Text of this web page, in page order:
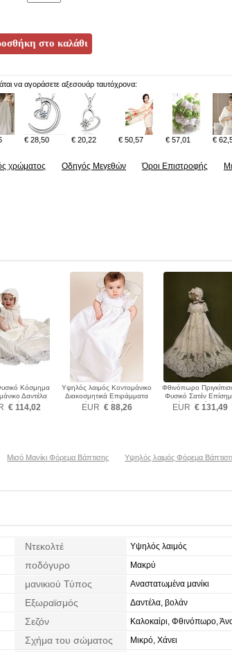
να αγοράσετε αξεσουάρ ταυτόχρονα:
€ 28,50 € 20,22 € 50,57 € 57,01 €
χρώματος Οδηγός Μεγεθών Όροι Επιστροφής
Κόσμημα
Δαντέλα
Βάπτισης
€ 114,02
Υψηλός λαιμός Κοντομάνικο
Διακοσμητικά Επιράμματα
Φόρεμα Βάπτισης
EUR € 88,26
Φθινόπωρο
Φυσικό Σατέν
Φόρεμα Βάπτισης
EUR € 131,49
Μισό Μανίκι Φόρεμα Βάπτισης Υψηλός λαιμός Φόρεμα
Ντεκολτέ Υψηλός λαιμός
ποδόγυρο Μακρύ
μανικιού Τύπος Αναστατωμένα μανίκι
Εξωραϊσμός Δαντέλα, βολάν
Σεζόν Καλοκαίρι, Φθινόπωρο,
Σχήμα του σώματος Μικρό, Χάνει